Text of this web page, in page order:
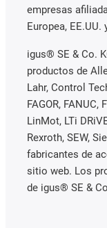
empresas
Europea,
igus® SE & Co.
productos de
Lahr, Control
FAGOR,
LinMot, LTi
Rexroth, SEW,
fabricantes de
sitio web. Los
de igus® SE &